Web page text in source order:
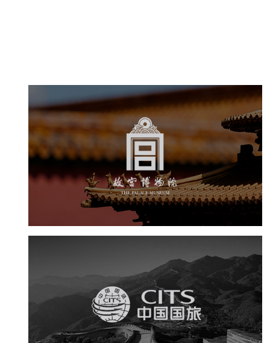
故宫博物院
中国国旅
电商网站 网站建设